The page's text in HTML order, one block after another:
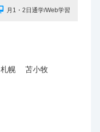
月1・2日通学/Web学習
札幌 苫小牧